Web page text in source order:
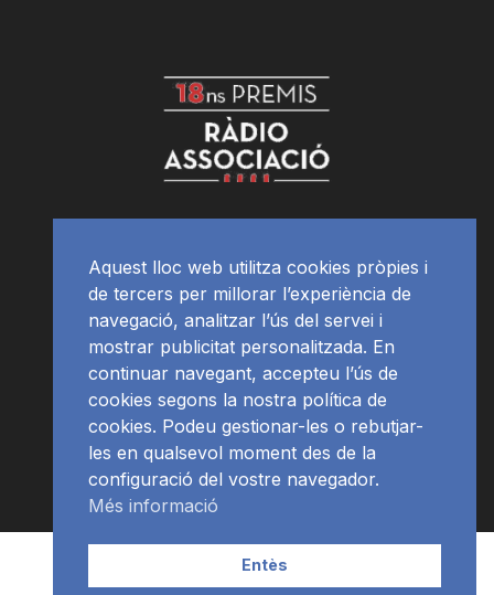
APP Programació
Aquest lloc web utilitza cookies pròpies i
de tercers per millorar l’experiència de
navegació, analitzar l’ús del servei i
mostrar publicitat personalitzada. En
continuar navegant, accepteu l’ús de
cookies segons la nostra política de
cookies. Podeu gestionar-les o rebutjar-
les en qualsevol moment des de la
configuració del vostre navegador.
Més informació
Entès